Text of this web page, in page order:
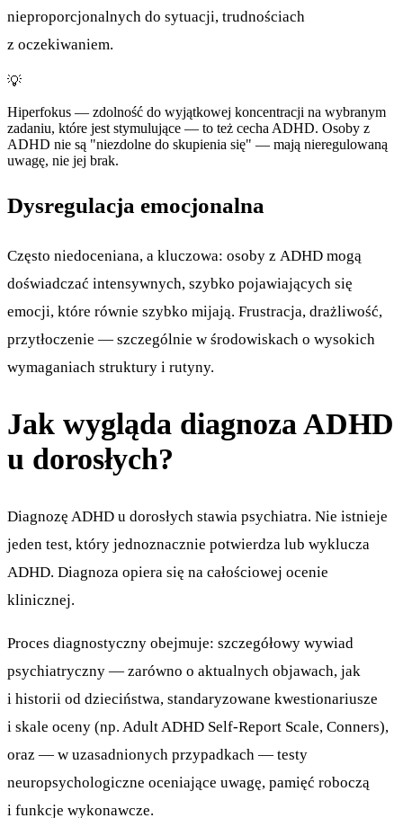
nieproporcjonalnych do sytuacji, trudnościach
z oczekiwaniem.
💡
Hiperfokus — zdolność do wyjątkowej koncentracji na wybranym
zadaniu, które jest stymulujące — to też cecha ADHD. Osoby z
ADHD nie są "niezdolne do skupienia się" — mają nieregulowaną
uwagę, nie jej brak.
Dysregulacja emocjonalna
Często niedoceniana, a kluczowa: osoby z ADHD mogą
doświadczać intensywnych, szybko pojawiających się
emocji, które równie szybko mijają. Frustracja, drażliwość,
przytłoczenie — szczególnie w środowiskach o wysokich
wymaganiach struktury i rutyny.
Jak wygląda diagnoza ADHD
u dorosłych?
Diagnozę ADHD u dorosłych stawia psychiatra. Nie istnieje
jeden test, który jednoznacznie potwierdza lub wyklucza
ADHD. Diagnoza opiera się na całościowej ocenie
klinicznej.
Proces diagnostyczny obejmuje: szczegółowy wywiad
psychiatryczny — zarówno o aktualnych objawach, jak
i historii od dzieciństwa, standaryzowane kwestionariusze
i skale oceny (np. Adult ADHD Self-Report Scale, Conners),
oraz — w uzasadnionych przypadkach — testy
neuropsychologiczne oceniające uwagę, pamięć roboczą
i funkcje wykonawcze.